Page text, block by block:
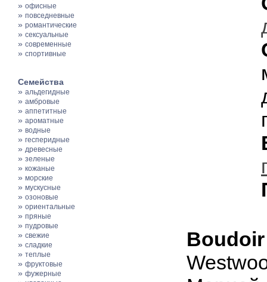
» офисные
» повседневные
» романтические
» сексуальные
» современные
» спортивные
Семейства
» альдегидные
» амбровые
» аппетитные
» ароматные
» водные
» гесперидные
» древесные
» зеленые
» кожаные
» морские
» мускусные
» озоновые
» ориентальные
» пряные
» пудровые
» свежие
» сладкие
» теплые
» фруктовые
» фужерные